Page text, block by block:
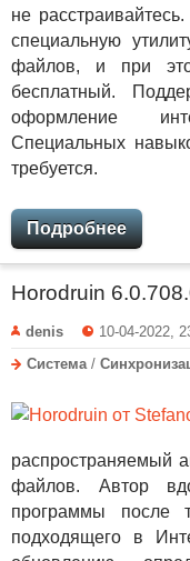
не
специальную
файлов, и при
бесплатный.
оформление
Специальных
требуется.
Подробнее
Horodruin
denis 10-04-2022,
Система /
распространяемый
файлов. Автор
программы после
подходящего в